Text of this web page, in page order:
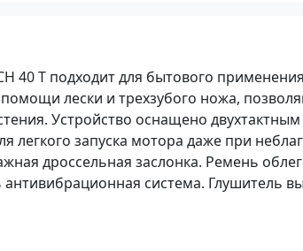
40 T подходит для бытового
лески и трехзубого ножа,
Устройство оснащено
запуска мотора даже при
дроссельная заслонка. Ремень
система. Глушитель